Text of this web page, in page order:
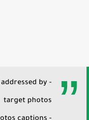
by
target photos